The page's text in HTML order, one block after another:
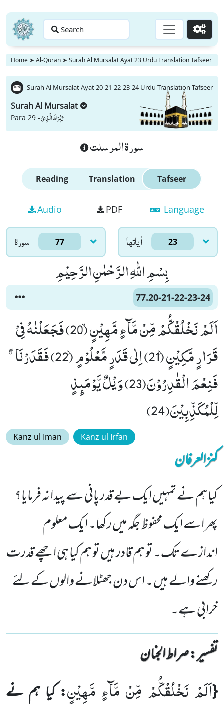
Search Go
Home ➤ Al-Quran ➤ Surah Al Mursalat Ayat 23 Urdu Translation Tafseer
Surah Al Mursalat Ayat 20-21-22-23-24 Urdu Translation Tafseer
Surah Al Mursalat
Para 29 -تَبٰرَكَ الَّذِیْ
سورة المرسلت
Reading Translation Tafseer
Audio PDF Language
سورۃ 77 اٰياتها 23
بِسْمِ اللّٰهِ الرَّحْمٰنِ الرَّحِیْمِ
77.20-21-22-23-24
اَلَمْ نَخْلُقْكُّمْ مِّنْ مَّآءٍ مَّهِیْنٍۙ (20) فَجَعَلْنٰهُ فِیْ
قَرَارٍ مَّكِیْنٍۙ (21) اِلٰى قَدَرٍ مَّعْلُوْمٍۙ (22) فَقَدَرْنَا ﳓ
فَنِعْمَ الْقٰدِرُوْنَ(23) وَیْلٌ یَّوْمَىٕذٍ
لِّلْمُكَذِّبِیْنَ(24)
Kanz ul Iman Kanz ul Irfan
کنزالعرفان
کیا ہم نے تمہیں ایک بے قدر پانی سے پیدا نہ فرمایا؟
پھر اسے ایک محفوظ جگہ میں رکھا۔ ایک معلوم
اندازے تک۔ تو ہم قادر ہیں تو ہم کیا ہی اچھے قدرت
رکھنے والے ہیں ۔ اس دن جھٹلانے والوں کے لئے
خرابی ہے۔
تفسیر : ‎صراط الجنان
{اَلَمْ نَخْلُقْكُّمْ مِّنْ مَّآءٍ مَّهِیْنٍ: کیا ہم نے